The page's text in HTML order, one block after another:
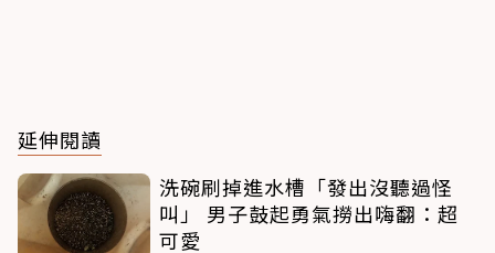
延伸閱讀
洗碗刷掉進水槽「發出沒聽過怪
叫」 男子鼓起勇氣撈出嗨翻：超
可愛